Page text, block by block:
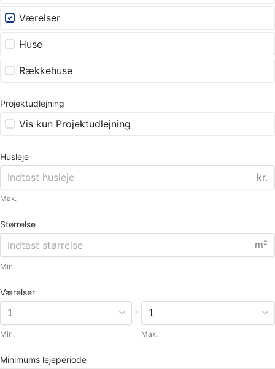
Værelser
Huse
Rækkehuse
Projektudlejning
Vis kun Projektudlejning
Husleje
kr.
Max.
Størrelse
m²
Min.
Værelser
Min.
-
Max.
Minimums lejeperiode